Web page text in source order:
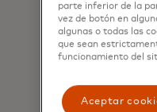
parte inferior de la
vez de botón en
algunas o todas las
que sean
funcionamiento del
Aceptar